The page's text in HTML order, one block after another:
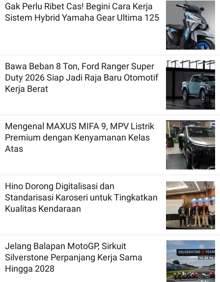
Gak Perlu Ribet Cas! Begini Cara Kerja
Sistem Hybrid Yamaha Gear Ultima 125
Bawa Beban 8 Ton, Ford Ranger Super
Duty 2026 Siap Jadi Raja Baru Otomotif
Kerja Berat
Mengenal MAXUS MIFA 9, MPV Listrik
Premium dengan Kenyamanan Kelas
Atas
Hino Dorong Digitalisasi dan
Standarisasi Karoseri untuk Tingkatkan
Kualitas Kendaraan
Jelang Balapan MotoGP, Sirkuit
Silverstone Perpanjang Kerja Sama
Hingga 2028